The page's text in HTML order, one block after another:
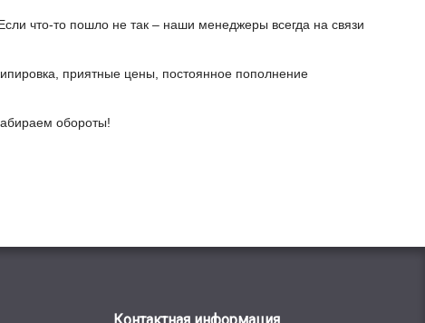
что-то пошло не так – наши менеджеры всегда на связи
приятные цены, постоянное пополнение
обороты!